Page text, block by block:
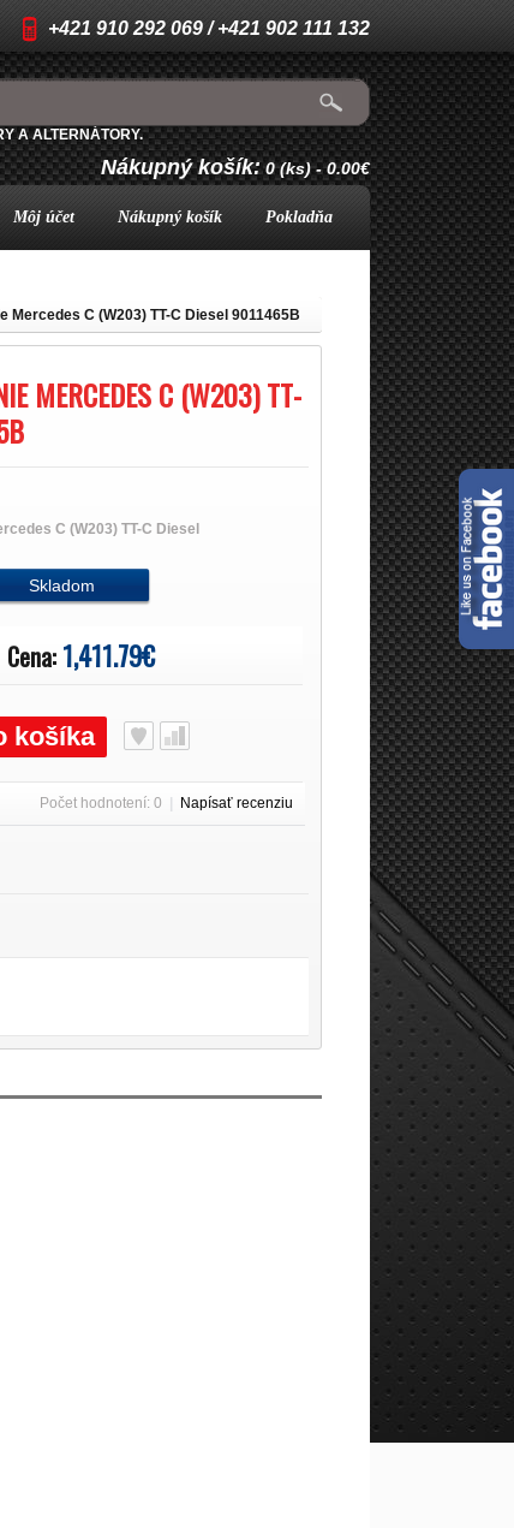
+421 910 292 069 / +421 902 111 132
A ALTERNÁTORY.
Nákupný košík: 0 (ks) - 0.00€
Môj účet Nákupný košík Pokladňa
Mercedes C (W203) TT-C Diesel 9011465B
MERCEDES C (W203) TT-
C (W203) TT-C Diesel
Skladom
Cena: 1,411.79€
košíka
Počet hodnotení: 0 Napísať recenziu